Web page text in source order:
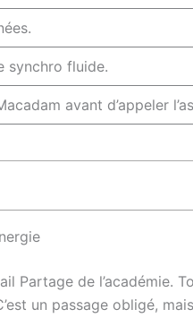
synchro fluide.
avant d’appeler
Partage de l’académie.
un passage obligé,